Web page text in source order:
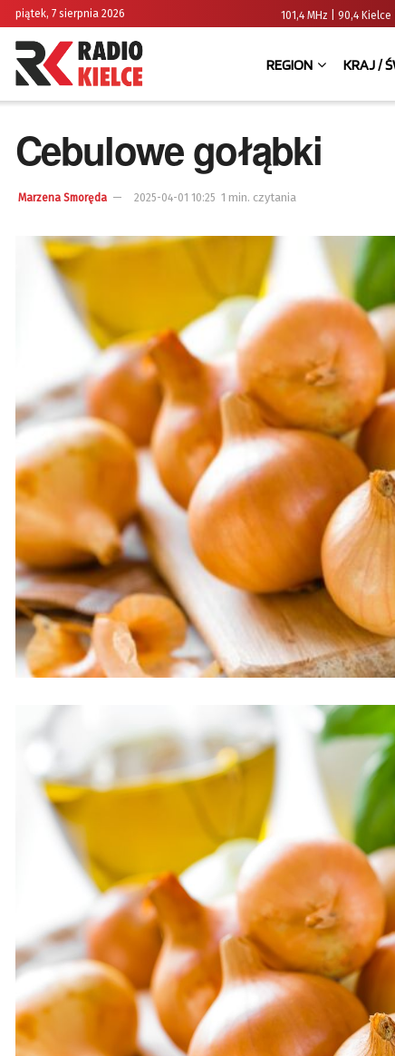
piątek, 7 sierpnia 2026 101,4 MHz | 90,4
REGION KRAJ /
Cebulowe gołąbki
Marzena Smoręda 2025-04-01 10:25 1 min. czytania